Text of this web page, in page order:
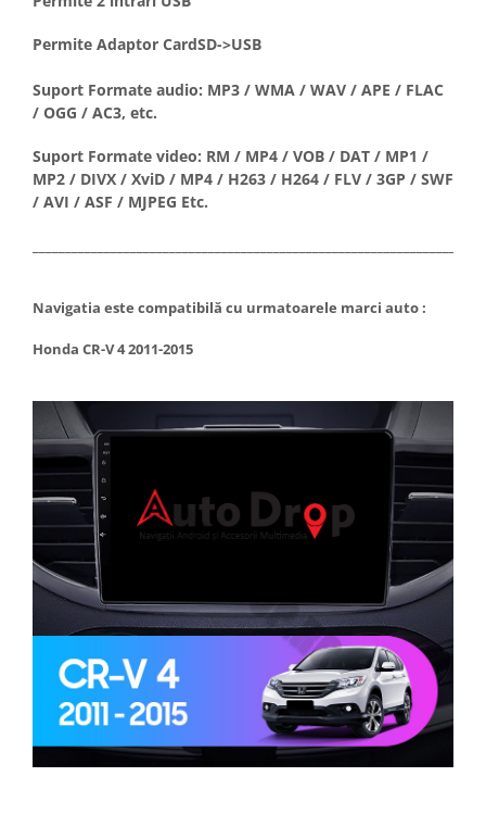
Permite Adaptor CardSD->USB
Suport Formate audio: MP3 / WMA / WAV / APE / FLAC
/ OGG / AC3, etc.
Suport Formate video: RM / MP4 / VOB / DAT / MP1 /
MP2 / DIVX / XviD / MP4 / H263 / H264 / FLV / 3GP / SWF
/ AVI / ASF / MJPEG Etc.
Navigatia este compatibilă cu urmatoarele marci auto :
Honda CR-V 4 2011-2015